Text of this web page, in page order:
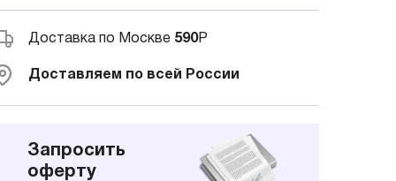
Доставка по Москве 590Р
Доставляем по всей России
Запросить
оферту